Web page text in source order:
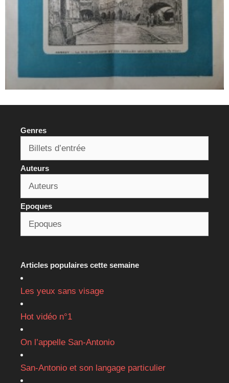
Genres
Auteurs
Epoques
Articles populaires cette semaine
Les yeux sans visage
Hot vidéo n°1
On l’appelle San-Antonio
San-Antonio et son langage particulier